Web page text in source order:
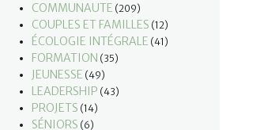
COMMUNAUTE (209)
COUPLES ET FAMILLES (12)
ÉCOLOGIE INTÉGRALE (41)
FORMATION (35)
JEUNESSE (49)
LEADERSHIP (43)
PROJETS (14)
SÉNIORS (6)